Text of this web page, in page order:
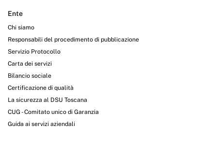
Ente
Chi siamo
Responsabili del procedimento di pubblicazione
Servizio Protocollo
Carta dei servizi
Bilancio sociale
Certificazione di qualità
La sicurezza al DSU Toscana
CUG - Comitato unico di Garanzia
Guida ai servizi aziendali